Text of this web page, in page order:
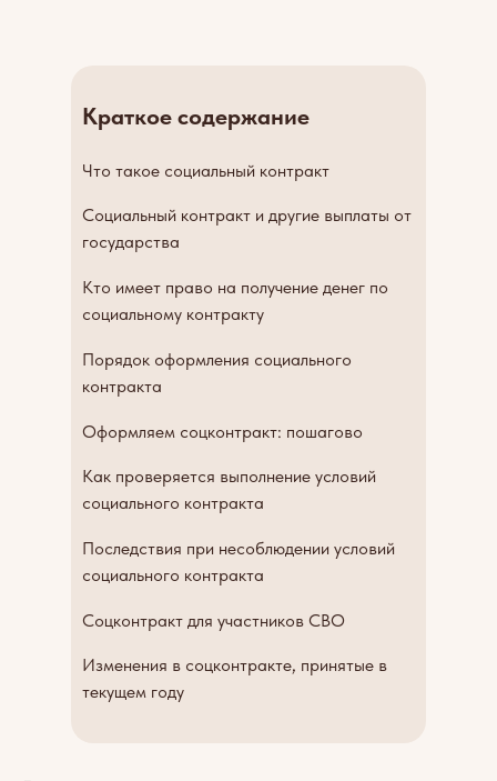
Краткое содержание
Что такое социальный контракт
Социальный контракт и другие выплаты от
государства
Кто имеет право на получение денег по
социальному контракту
Порядок оформления социального
контракта
Оформляем соцконтракт: пошагово
Как проверяется выполнение условий
социального контракта
Последствия при несоблюдении условий
социального контракта
Соцконтракт для участников СВО
Изменения в соцконтракте, принятые в
текущем году